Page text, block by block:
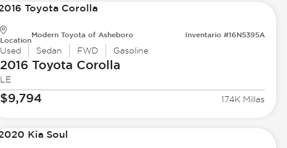
Location
Modern Toyota of Asheboro Inventario #16N5395A
Used Sedan FWD Gasoline
2016 Toyota Corolla
LE
$9,794 174K Millas